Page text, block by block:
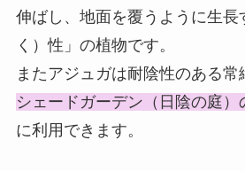
伸ばし、地面を覆うように生長
く）性」の植物です。
またアジュガは耐陰性のある常
シェードガーデン（日陰の庭）
に利用できます。